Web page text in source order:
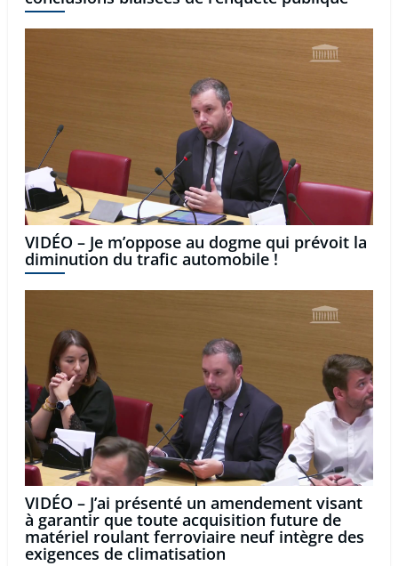
VIDÉO – Je m’oppose au dogme qui prévoit la
diminution du trafic automobile !
VIDÉO – J’ai présenté un amendement visant
à garantir que toute acquisition future de
matériel roulant ferroviaire neuf intègre des
exigences de climatisation